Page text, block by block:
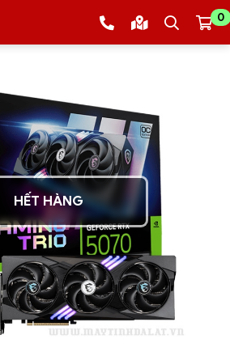
0
HẾT HÀNG